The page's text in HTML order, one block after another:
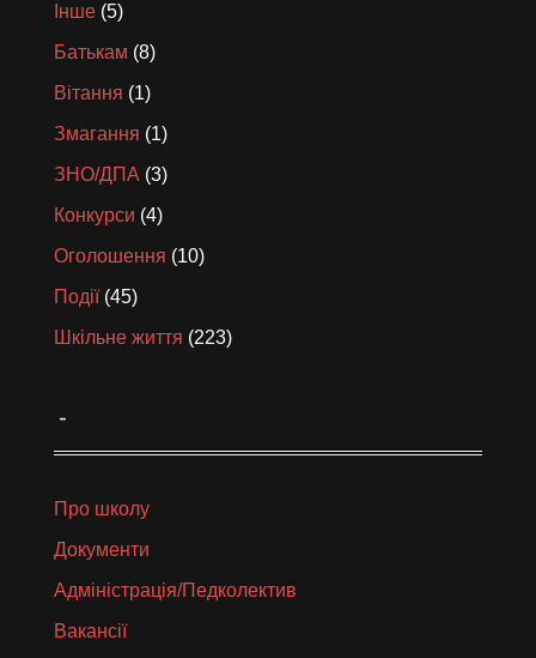
Інше (5)
Батькам (8)
Вітання (1)
Змагання (1)
ЗНО/ДПА (3)
Конкурси (4)
Оголошення (10)
Події(45)
Шкільне життя (223)
_
Про школу
Документи
Адміністрація/Педколектив
Вакансії